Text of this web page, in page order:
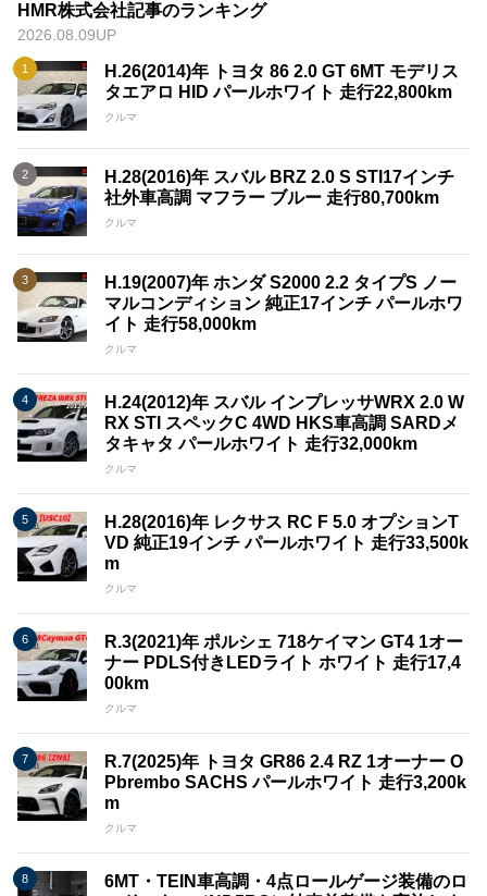
HMR株式会社記事のランキング
2026.08.09UP
H.26(2014)年 トヨタ 86 2.0 GT 6MT モデリス
タエアロ HID パールホワイト 走行22,800km
クルマ
H.28(2016)年 スバル BRZ 2.0 S STI17インチ
社外車高調 マフラー ブルー 走行80,700km
クルマ
H.19(2007)年 ホンダ S2000 2.2 タイプS ノー
マルコンディション 純正17インチ パールホワ
イト 走行58,000km
クルマ
H.24(2012)年 スバル インプレッサWRX 2.0 W
RX STI スペックC 4WD HKS車高調 SARDメ
タキャタ パールホワイト 走行32,000km
クルマ
H.28(2016)年 レクサス RC F 5.0 オプションT
VD 純正19インチ パールホワイト 走行33,500k
m
クルマ
R.3(2021)年 ポルシェ 718ケイマン GT4 1オー
ナー PDLS付きLEDライト ホワイト 走行17,4
00km
クルマ
R.7(2025)年 トヨタ GR86 2.4 RZ 1オーナー O
Pbrembo SACHS パールホワイト 走行3,200k
m
クルマ
6MT・TEIN車高調・4点ロールゲージ装備のロ